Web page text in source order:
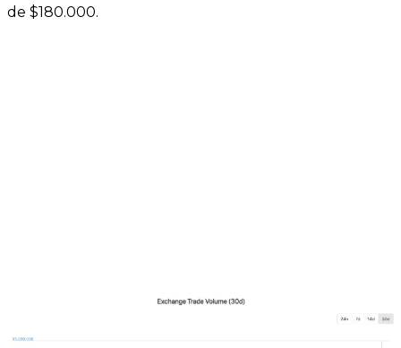
de $180.000.